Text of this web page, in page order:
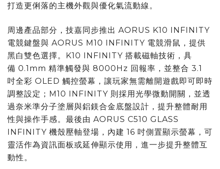
打造更俐落的主機外觀與優化氣流動線。
周邊產品部分，技嘉同步推出 AORUS K10 INFINITY
電競鍵盤與 AORUS M10 INFINITY 電競滑鼠，提供
黑白雙色選擇。K10 INFINITY 搭載磁軸技術，具
備 0.1mm 精準觸發與 8000Hz 回報率，並整合 3.1
吋全彩 OLED 觸控螢幕，讓玩家無需離開遊戲即可即時
調整設定；M10 INFINITY 則採用光學微動開關，並透
過奈米準分子塗層與鋁鎂合金底盤設計，提升整體耐用
性與操作手感。最後由 AORUS C510 GLASS
INFINITY 機殼壓軸登場，內建 16 吋側置顯示螢幕，可
靈活作為資訊面板或延伸顯示使用，進一步提升整體互
動性。